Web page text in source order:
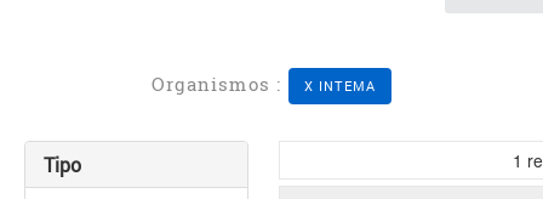
Organismos : X INTEMA
Tipo 1